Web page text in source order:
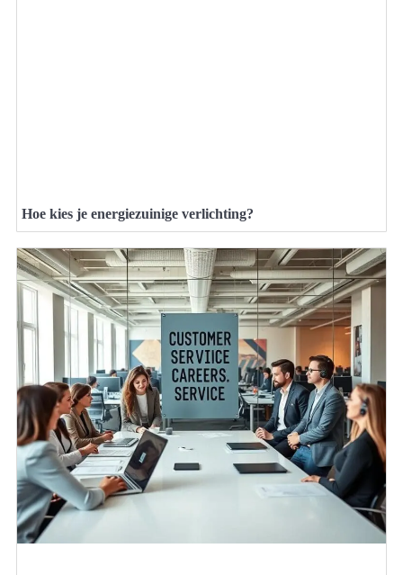
Hoe kies je energiezuinige verlichting?